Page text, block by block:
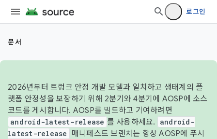
로그인
문서
2026년부터 트렁크 안정 개발 모델과 일치하고 생태계의 플
랫폼 안정성을 보장하기 위해 2분기와 4분기에 AOSP에 소스
코드를 게시합니다. AOSP를 빌드하고 기여하려면
android-latest-release 를 사용하세요.
android-
latest-release
매니페스트 브랜치는 항상 AOSP에 푸시